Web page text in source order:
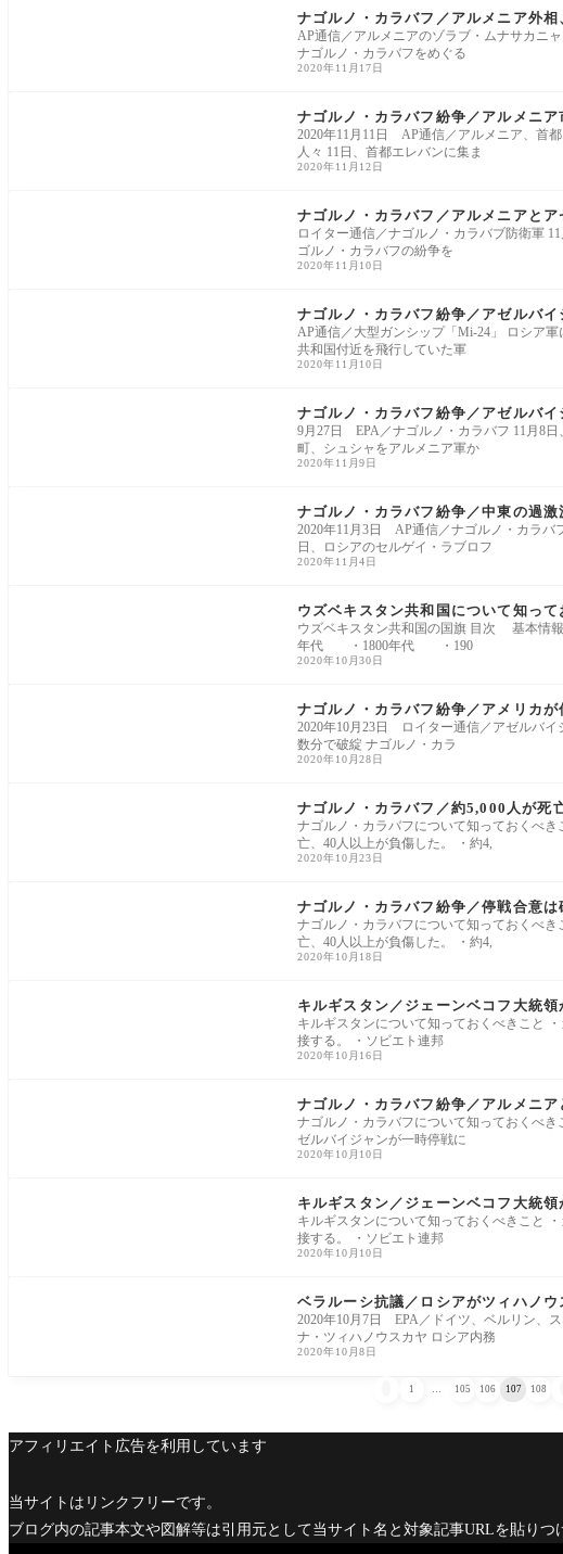
ナゴルノ・カラバフ／アルメニア外
AP通信／アルメニアのゾラブ・ムナサカニ
ナゴルノ・カラバフをめぐる
2020年11月17日
ナゴルノ・カラバフ紛争／アルメニ
2020年11月11日 AP通信／アルメニア、首
人々 11日、首都エレバンに集ま
2020年11月12日
ナゴルノ・カラバフ／アルメニアと
ロイター通信／ナゴルノ・カラバブ防衛軍
ゴルノ・カラバフの紛争を
2020年11月10日
ナゴルノ・カラバフ紛争／アゼルバ
AP通信／大型ガンシップ「Mi-24」 ロシア
共和国付近を飛行していた軍
2020年11月10日
ナゴルノ・カラバフ紛争／アゼルバ
9月27日 EPA／ナゴルノ・カラバフ 11月8
町、シュシャをアルメニア軍か
2020年11月9日
ナゴルノ・カラバフ紛争／中東の過
2020年11月3日 AP通信／ナゴルノ・カラバ
日、ロシアのセルゲイ・ラブロフ
2020年11月4日
ウズベキスタン共和国について知って
ウズベキスタン共和国の国旗 目次 基
年代 ・1800年代 ・190
2020年10月30日
ナゴルノ・カラバフ紛争／アメリカ
2020年10月23日 ロイター通信／アゼルバ
数分で破綻 ナゴルノ・カラ
2020年10月28日
ナゴルノ・カラバフ／約5,000人が死
ナゴルノ・カラバフについて知っておくべき
亡、40人以上が負傷した。 ・約4,
2020年10月23日
ナゴルノ・カラバフ紛争／停戦合意
ナゴルノ・カラバフについて知っておくべき
亡、40人以上が負傷した。 ・約4,
2020年10月18日
キルギスタン／ジェーンベコフ大統領
キルギスタンについて知っておくべきこと
接する。 ・ソビエト連邦
2020年10月16日
ナゴルノ・カラバフ紛争／アルメニ
ナゴルノ・カラバフについて知っておくべ
ゼルバイジャンが一時停戦に
2020年10月10日
キルギスタン／ジェーンベコフ大統
キルギスタンについて知っておくべきこと
接する。 ・ソビエト連邦
2020年10月10日
ベラルーシ抗議／ロシアがツィハノ
2020年10月7日 EPA／ドイツ、ベルリン、
ナ・ツィハノウスカヤ ロシア内務
2020年10月8日
1 105 106 107 108
アフィリエイト広告を利用しています
当サイトはリンクフリーです。
ブログ内の記事本文や図解等は引用元として当サイト名と対象記事URLを貼りつ